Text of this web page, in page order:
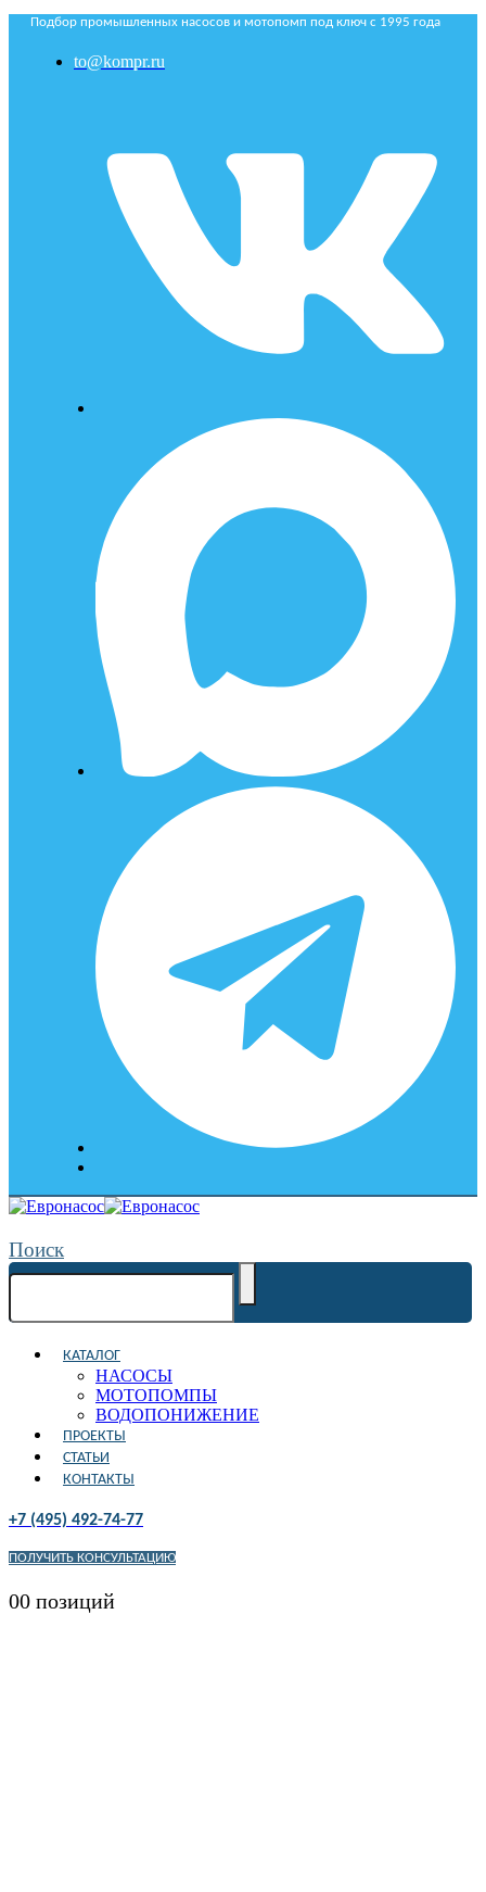
Подбор промышленных насосов и мотопомп под ключ с 1995 года
to@kompr.ru
Поиск
КАТАЛОГ
НАСОСЫ
МОТОПОМПЫ
ВОДОПОНИЖЕНИЕ
ПРОЕКТЫ
СТАТЬИ
КОНТАКТЫ
+7 (495) 492-74-77
ПОЛУЧИТЬ КОНСУЛЬТАЦИЮ
00 позиций